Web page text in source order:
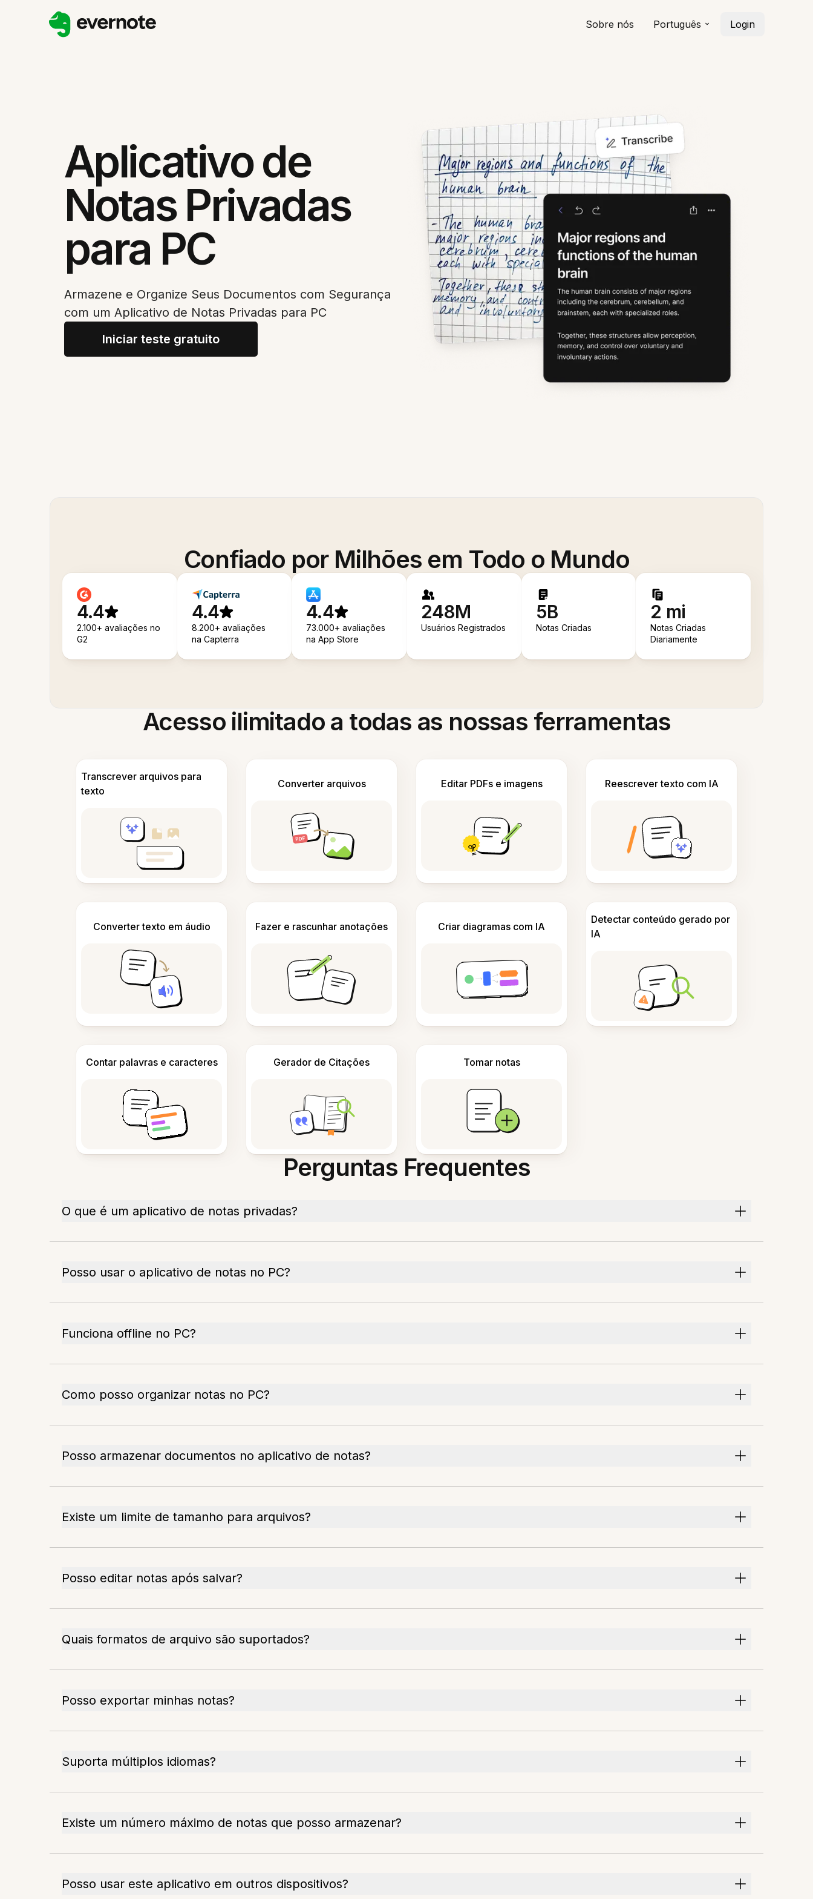
Sobre nós Português Login
Aplicativo de
Notas Privadas
para PC
Armazene e Organize Seus Documentos com Segurança
com um Aplicativo de Notas Privadas para PC
Iniciar teste gratuito
Confiado por Milhões em Todo o Mundo
4.4
2.100+ avaliações no
G2
4.4
8.200+ avaliações
na Capterra
4.4
73.000+ avaliações
na App Store
248M
Usuários Registrados
5B
Notas Criadas
2 mi
Notas Criadas
Diariamente
Acesso ilimitado a todas as nossas ferramentas
Transcrever arquivos para
texto
Converter arquivos Editar PDFs e imagens Reescrever texto com IA
Converter texto em áudio Fazer e rascunhar anotações Criar diagramas com IA
Detectar conteúdo gerado por
IA
Contar palavras e caracteres Gerador de Citações Tomar notas
Perguntas Frequentes
O que é um aplicativo de notas privadas?
Posso usar o aplicativo de notas no PC?
Funciona offline no PC?
Como posso organizar notas no PC?
Posso armazenar documentos no aplicativo de notas?
Existe um limite de tamanho para arquivos?
Posso editar notas após salvar?
Quais formatos de arquivo são suportados?
Posso exportar minhas notas?
Suporta múltiplos idiomas?
Existe um número máximo de notas que posso armazenar?
Posso usar este aplicativo em outros dispositivos?